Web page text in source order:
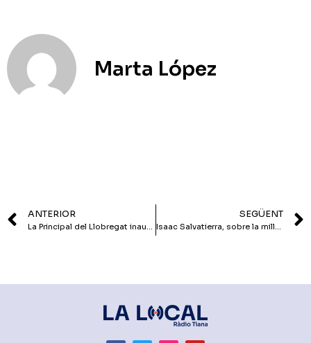
Marta López
ANTERIOR
La Principal del Llobregat inaugura el Festival d’estiu de cobles i compositors de Tiana
SEGÜENT
Isaac Salvatierra, sobre la millora del transport públic: “Avui hem vist uns horitzons que ens fan pensar que podem ser optimistes”